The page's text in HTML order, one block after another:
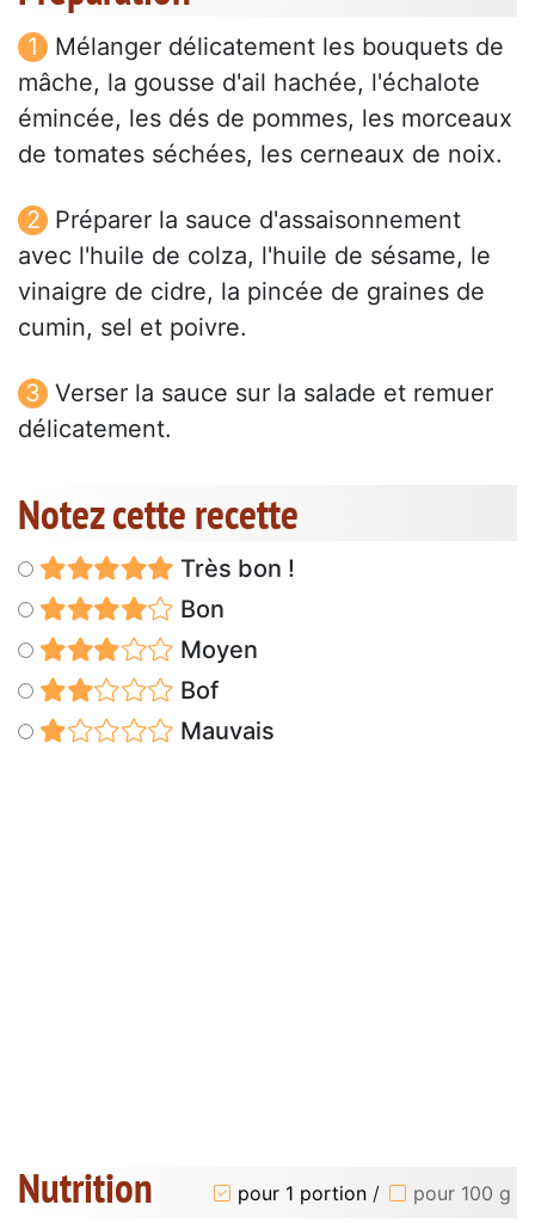
Mélanger délicatement les bouquets de
mâche, la gousse d'ail hachée, l'échalote
émincée, les dés de pommes, les morceaux
de tomates séchées, les cerneaux de noix.
Préparer la sauce d'assaisonnement
avec l'huile de colza, l'huile de sésame, le
vinaigre de cidre, la pincée de graines de
cumin, sel et poivre.
Verser la sauce sur la salade et remuer
délicatement.
Notez cette recette
Très bon !
Bon
Moyen
Bof
Mauvais
Nutrition pour 1 portion / pour 100 g